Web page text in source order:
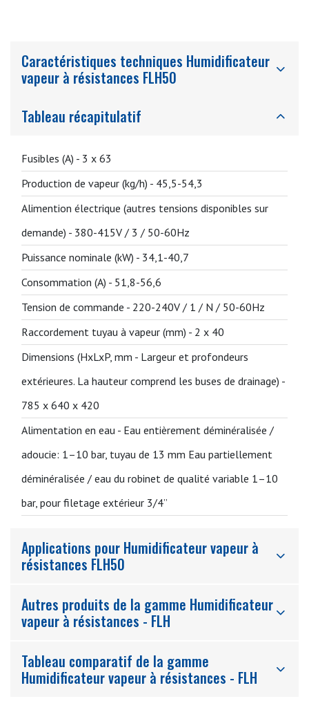
Caractéristiques techniques Humidificateur
vapeur à résistances FLH50
Tableau récapitulatif
Fusibles (A) - 3 x 63
Production de vapeur (kg/h) - 45,5-54,3
Alimention électrique (autres tensions disponibles sur
demande) - 380-415V / 3 / 50-60Hz
Puissance nominale (kW) - 34,1-40,7
Consommation (A) - 51,8-56,6
Tension de commande - 220-240V / 1 / N / 50-60Hz
Raccordement tuyau à vapeur (mm) - 2 x 40
Dimensions (HxLxP, mm - Largeur et profondeurs
extérieures. La hauteur comprend les buses de drainage) -
785 x 640 x 420
Alimentation en eau - Eau entièrement déminéralisée /
adoucie: 1–10 bar, tuyau de 13 mm Eau partiellement
déminéralisée / eau du robinet de qualité variable 1–10
bar, pour filetage extérieur 3/4”
Applications pour Humidificateur vapeur à
résistances FLH50
Autres produits de la gamme Humidificateur
vapeur à résistances - FLH
Tableau comparatif de la gamme
Humidificateur vapeur à résistances - FLH